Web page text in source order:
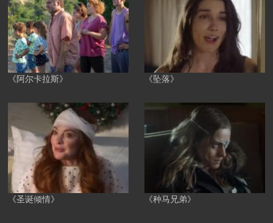
《阿尔卡拉斯》 《坠落》
《圣诞倾情》 《种马兄弟》